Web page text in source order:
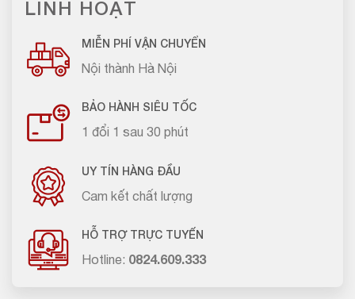
LINH HOẠT
MIỄN PHÍ VẬN CHUYỂN
Nội thành Hà Nội
BẢO HÀNH SIÊU TỐC
1 đổi 1 sau 30 phút
UY TÍN HÀNG ĐẦU
Cam kết chất lượng
HỖ TRỢ TRỰC TUYẾN
Hotline: 0824.609.333